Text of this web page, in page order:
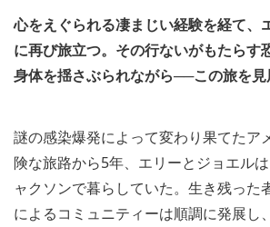
心をえぐられる凄まじい経験を経て、
に再び旅立つ。その行ないがもたらす
身体を揺さぶられながら──この旅を見
謎の感染爆発によって変わり果てたア
険な旅路から5年、エリーとジョエル
ャクソンで暮らしていた。生き残った
によるコミュニティーは順調に発展し